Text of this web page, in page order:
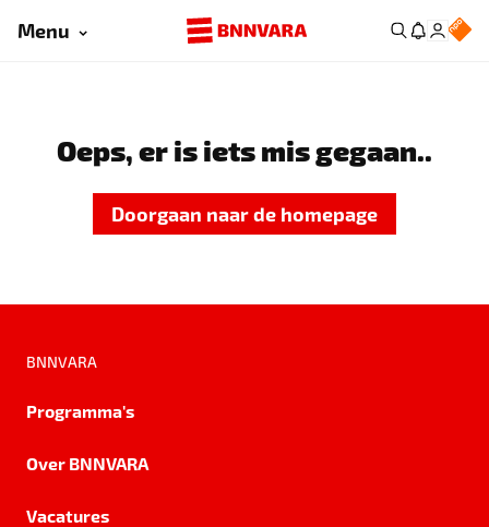
Menu
Oeps, er is iets mis gegaan..
Doorgaan naar de homepage
BNNVARA
Programma's
Over BNNVARA
Vacatures